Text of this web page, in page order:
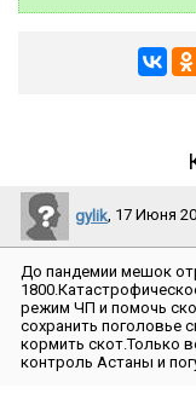
gylik, 17 Июня
До пандемии мешок
режим ЧП и помочь
сохранить поголовье
кормить скот.Только
контроль Астаны и